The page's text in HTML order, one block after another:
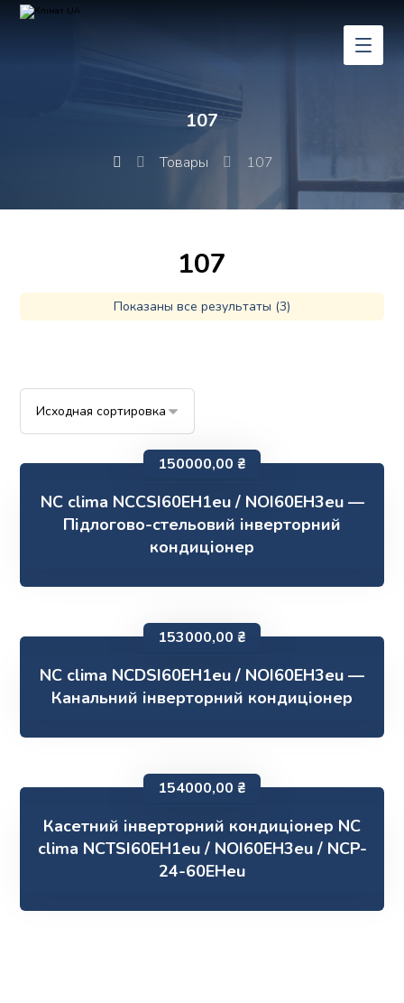
107
Товары 107
107
Показаны все результаты (3)
NC clima NCCSI60EH1eu / NOI60EH3eu —
Підлогово-стельовий інверторний
кондиціонер
150000,00 ₴
NC clima NCDSI60EH1eu / NOI60EH3eu —
Канальний інверторний кондиціонер
153000,00 ₴
Касетний інверторний кондиціонер NC
clima NCTSI60EH1eu / NOI60EH3eu / NCP-
24-60EHeu
154000,00 ₴